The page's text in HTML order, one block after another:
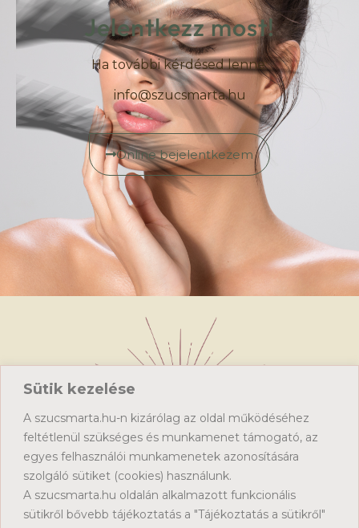
Sütik kezelése
A szucsmarta.hu-n kizárólag az oldal működéséhez
feltétlenül szükséges és munkamenet támogató, az
egyes felhasználói munkamenetek azonosítására
szolgáló sütiket (cookies) használunk.
A szucsmarta.hu oldalán alkalmazott funkcionális
sütikről bővebb tájékoztatás a "Tájékoztatás a sütikről"
Jelentkezz most!
Ha további kérdésed lenne:
info@szucsmarta.hu
Online bejelentkezem
Kezdőlap
Sütik kezelése
Adatkezelési tájékoztató